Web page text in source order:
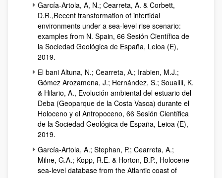
García-Artola, A, N.; Cearreta, A. & Corbett,
D.R.,Recent transformation of intertidal
environments under a sea-level rise scenario:
examples from N. Spain, 66 Sesión Científica de
la Sociedad Geológica de España, Leioa (E),
2019.
El bani Altuna, N.; Cearreta, A.; Irabien, M.J.;
Gómez Arozamena, J.; Hernández, S.; Soualili, K.
& Hilario, A., Evolución ambiental del estuario del
Deba (Geoparque de la Costa Vasca) durante el
Holoceno y el Antropoceno, 66 Sesión Científica
de la Sociedad Geológica de España, Leioa (E),
2019.
García-Artola, A.; Stephan, P.; Cearreta, A.;
Milne, G.A.; Kopp, R.E. & Horton, B.P., Holocene
sea-level database from the Atlantic coast of